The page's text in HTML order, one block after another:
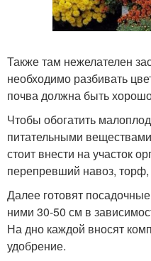
Также там нежелателен
необходимо разбивать
почва должна быть
Чтобы обогатить
питательными
стоит внести на участок
перепревший навоз, торф,
Далее готовят
ними 30-50 см в
На дно каждой вносят
удобрение.